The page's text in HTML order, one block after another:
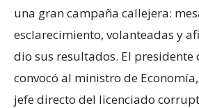
una gran campaña callejera:
esclarecimiento, volanteadas y
dio sus resultados. El presidente
convocó al ministro de
jefe directo del licenciado